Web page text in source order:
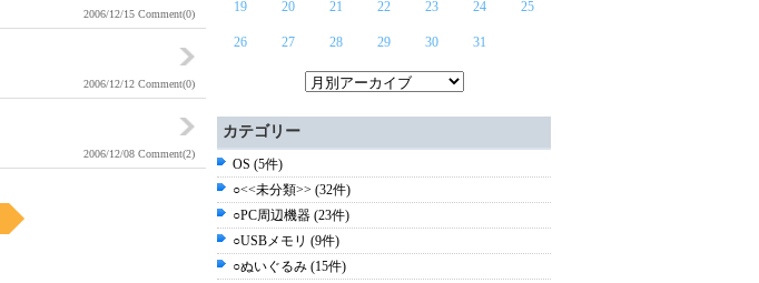
2006/12/15 Comment(0)
2006/12/12 Comment(0)
2006/12/08 Comment(2)
19 20 21 22 23 24 25
26 27 28 29 30 31
カテゴリー
OS (5件)
○<<未分類>> (32件)
○PC周辺機器 (23件)
○USBメモリ (9件)
○ぬいぐるみ (15件)